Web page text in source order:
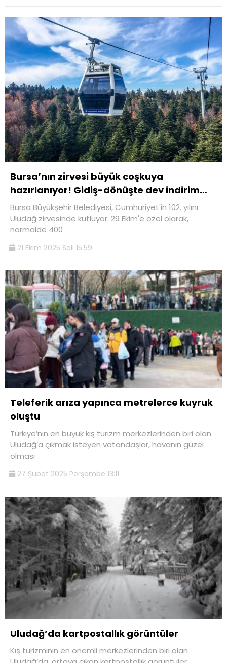
Bursa’nın zirvesi büyük coşkuya
hazırlanıyor! Gidiş-dönüşte dev indirim…
Bursa Büyükşehir Belediyesi, Cumhuriyet'in 102. yılını
Uludağ zirvesinde kutluyor. 29 Ekim'e özel olarak,
normalde 400
21 Ekim 2025 Salı 15:59
Teleferik arıza yapınca metrelerce kuyruk
oluştu
Türkiye’nin en büyük kış turizm merkezlerinden biri olan
Uludağ’a çıkmak isteyen vatandaşlar, havanın güzel
olması
27 Şubat 2025 Perşembe 13:11
Uludağ’da kartpostallık görüntüler
Kış turizminin en önemli merkezlerinden biri olan